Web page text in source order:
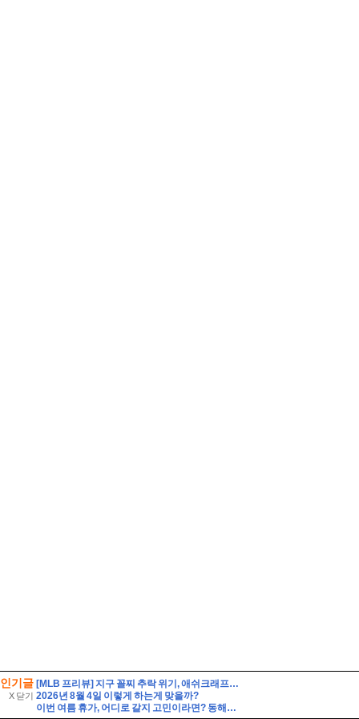
인기글
X 닫기
[MLB 프리뷰] 지구 꼴찌 추락 위기, 애쉬크래프트의 무거운 어깨(2026년 8월 7일 피츠버그 밀워키)
2026년 8월 4일 이렇게 하는게 맞을까?
이번 여름 휴가, 어디로 갈지 고민이라면? 동해안 해수욕장 개폐장 일정 지금 바로 확인해 보세요!